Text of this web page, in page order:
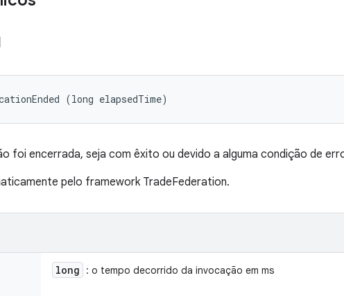
(long elapsedTime)
foi encerrada, seja com êxito ou devido a alguma condição de
pelo framework TradeFederation.
long : o tempo decorrido da invocação em ms